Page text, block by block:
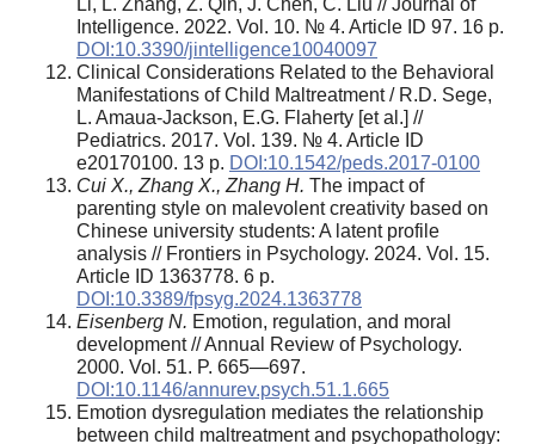
Li, L. Zhang, Z. Qin, J. Chen, C. Liu // Journal of
Intelligence. 2022. Vol. 10. № 4. Article ID 97. 16 p.
DOI:10.3390/jintelligence10040097
Clinical Considerations Related to the Behavioral
Manifestations of Child Maltreatment / R.D. Sege,
L. Amaua-Jackson, E.G. Flaherty [et al.] //
Pediatrics. 2017. Vol. 139. № 4. Article ID
e20170100. 13 p. DOI:10.1542/peds.2017-0100
Cui X., Zhang X., Zhang H. The impact of
parenting style on malevolent creativity based on
Chinese university students: A latent profile
analysis // Frontiers in Psychology. 2024. Vol. 15.
Article ID 1363778. 6 p.
DOI:10.3389/fpsyg.2024.1363778
Eisenberg N. Emotion, regulation, and moral
development // Annual Review of Psychology.
2000. Vol. 51. P. 665—697.
DOI:10.1146/annurev.psych.51.1.665
Emotion dysregulation mediates the relationship
between child maltreatment and psychopathology: